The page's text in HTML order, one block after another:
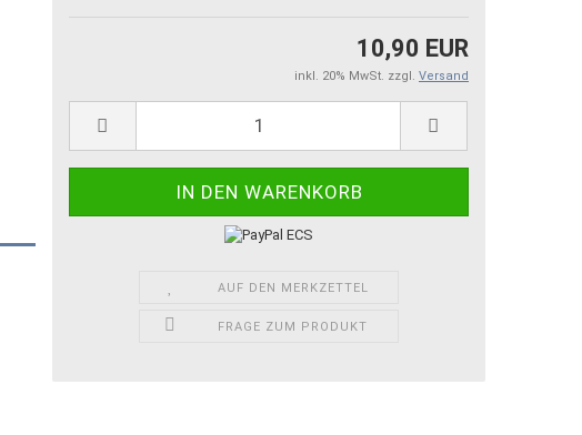
10,90 EUR
inkl. 20% MwSt. zzgl. Versand
AUF DEN MERKZETTEL
FRAGE ZUM PRODUKT